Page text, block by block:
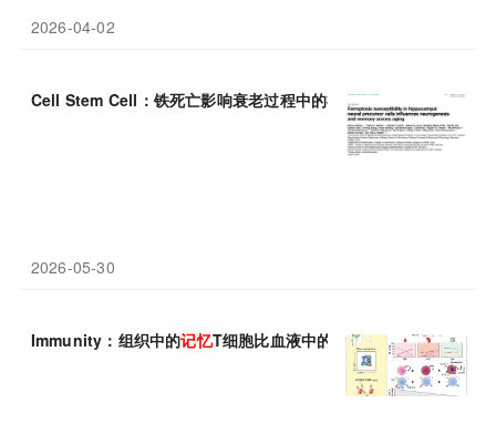
2026-04-02
Cell Stem Cell：铁死亡影响衰老过程中的神经发生和 功能
2026-05-30
Immunity：组织中的记忆T细胞比血液中的 记忆T细胞寿命长